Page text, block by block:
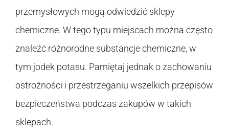
przemysłowych mogą odwiedzić sklepy
chemiczne. W tego typu miejscach można często
znaleźć różnorodne substancje chemiczne, w
tym jodek potasu. Pamiętaj jednak o zachowaniu
ostrożności i przestrzeganiu wszelkich przepisów
bezpieczeństwa podczas zakupów w takich
sklepach.